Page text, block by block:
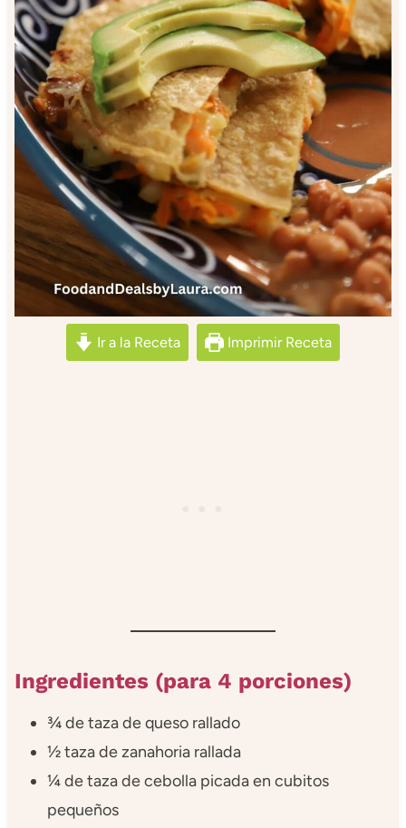
Ir a la Receta Imprimir Receta
Ingredientes (para 4 porciones)
¾ de taza de queso rallado
½ taza de zanahoria rallada
¼ de taza de cebolla picada en cubitos
pequeños